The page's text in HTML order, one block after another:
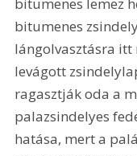
bitumenes
lángolvasztásra itt
levágott
ragasztják oda a
palazsindelyes
hatása, mert a